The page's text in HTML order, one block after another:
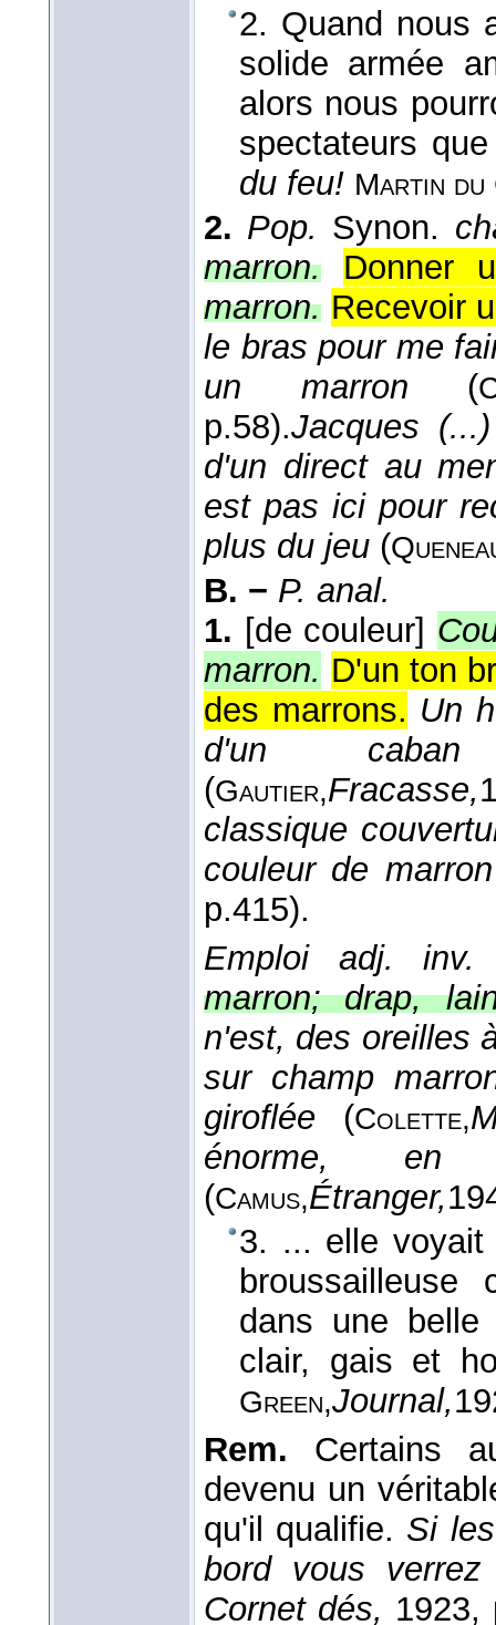
2. Quand nous
solide armée
alors nous
spectateurs
du feu! Martin du
2. Pop. Synon.
marron.
Donner
marron. Recevoir
le bras pour me
un marron (
p.58).Jacques
d'un direct au
est pas ici pour
plus du jeu (
B. − P. anal.
1. [de couleur]
marron. D'un ton
des marrons. Un
d'un
(Gautier,Fracasse,
classique
couleur de
p.415).
Emploi adj. inv.
marron; drap,
n'est, des oreilles
sur champ
giroflée (Colette,
énorme,
(Camus,Étranger,
3. ... elle voyait
dans une
clair, gais et
Green,Journal,
Rem. Certains
devenu un
qu'il qualifie. Si
bord vous verrez
Cornet dés,